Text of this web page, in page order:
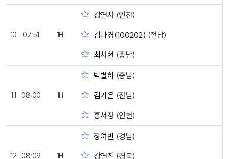
10 07:51 1H
강연서 (인천)
김나경(100202) (전남)
최서현 (충남)
11 08:00 1H
박별하(충남)
김가은 (전남)
홍서정 (인천)
12 08:09 1H
장여빈 (경남)
강연진 (경북)